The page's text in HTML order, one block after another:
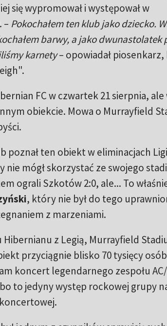
się wypromował i występował w
– Pokochałem ten klub jako dziecko.
barwy, a jako
karnety– opowiadał
FC w czwartek 21 sierpnia,
obiekcie. Mowa o Murrayfield
poznał ten obiekt w eliminacjach
mógł skorzystać ze swojego
ograli Szkotów 2:0, ale... To
, który nie był do tego
z marzeniami.
z Legią, Murrayfield
przyciągnie blisko 70 tysięcy
koncert legendarnego zespołu
to jedyny występ rockowej grupy